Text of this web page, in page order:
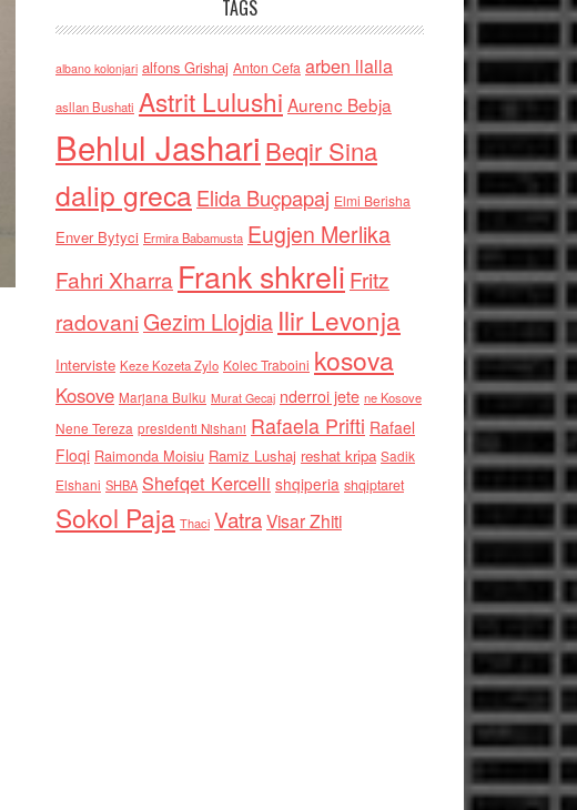
TAGS
albano kolonjari alfons Grishaj Anton Cefa arben llalla
asllan Bushati Astrit Lulushi Aurenc Bebja
Behlul Jashari Beqir Sina
dalip grecaElida Buçpapaj Elmi Berisha
Enver Bytyci Ermira Babamusta Eugjen Merlika
Fahri Xharra Frank shkreli Fritz
radovaniGezim Llojdia Ilir Levonja
Interviste Keze Kozeta Zylo Kolec Traboini kosova
Kosove Marjana Bulku Murat Gecaj nderroi jete ne Kosove
Nene Tereza presidenti Nishani Rafaela Prifti Rafael
Floqi Raimonda Moisiu Ramiz Lushaj reshat kripa Sadik
Elshani SHBA Shefqet Kercelli shqiperia shqiptaret
Sokol Paja Thaci VatraVisar Zhiti